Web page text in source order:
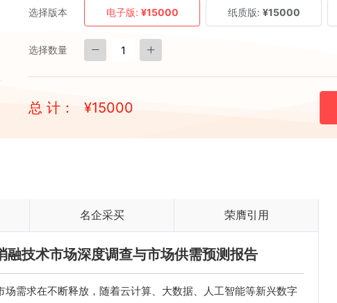
选择版本 电子版: ¥15000 纸质版: ¥15000
选择数量
总 计： ¥15000
名企采买 荣膺引用
技术市场深度调查与市场供需预测报告
需求在不断释放，随着云计算、大数据、人工智能等新兴数字